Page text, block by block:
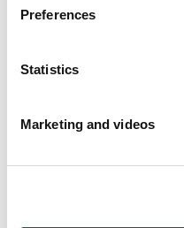
Preferences
Statistics
Marketing and videos
Göteborg i rött och guld